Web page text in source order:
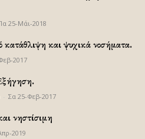
25-Μάι-2018
και ψυχικά νοσήματα.
2017
Σα 25-Φεβ-2017
νηστίσιμη
2019